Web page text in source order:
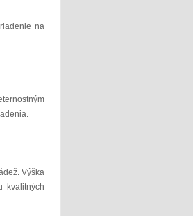
na
Výška
kvalitných